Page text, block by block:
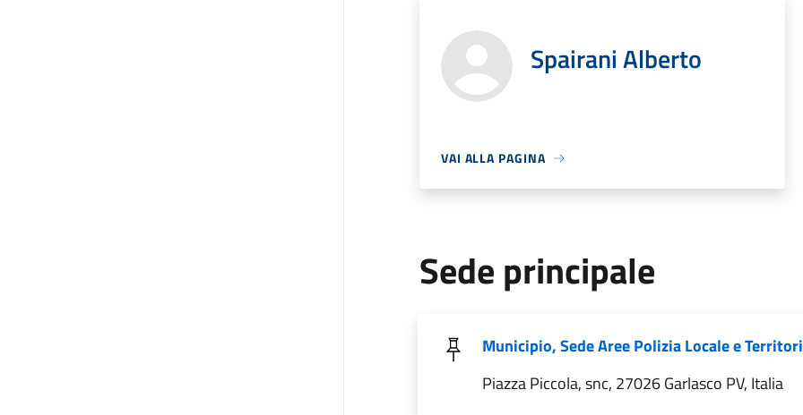
Spairani Alberto
VAI ALLA PAGINA
Sede principale
Municipio, Sede Aree Polizia Locale e
Piazza Piccola, snc, 27026 Garlasco PV, Italia